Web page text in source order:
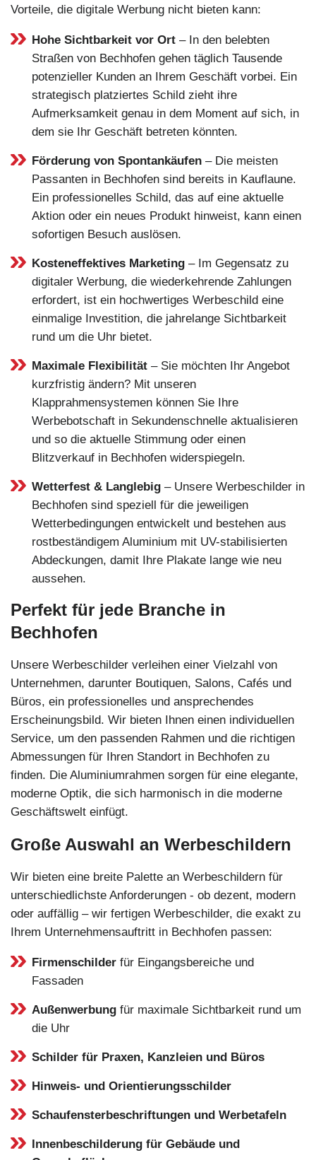
Vorteile, die digitale Werbung nicht bieten kann:
Hohe Sichtbarkeit vor Ort – In den belebten
Straßen von Bechhofen gehen täglich Tausende
potenzieller Kunden an Ihrem Geschäft vorbei. Ein
strategisch platziertes Schild zieht ihre
Aufmerksamkeit genau in dem Moment auf sich, in
dem sie Ihr Geschäft betreten könnten.
Förderung von Spontankäufen – Die meisten
Passanten in Bechhofen sind bereits in Kauflaune.
Ein professionelles Schild, das auf eine aktuelle
Aktion oder ein neues Produkt hinweist, kann einen
sofortigen Besuch auslösen.
Kosteneffektives Marketing – Im Gegensatz zu
digitaler Werbung, die wiederkehrende Zahlungen
erfordert, ist ein hochwertiges Werbeschild eine
einmalige Investition, die jahrelange Sichtbarkeit
rund um die Uhr bietet.
Maximale Flexibilität – Sie möchten Ihr Angebot
kurzfristig ändern? Mit unseren
Klapprahmensystemen können Sie Ihre
Werbebotschaft in Sekundenschnelle aktualisieren
und so die aktuelle Stimmung oder einen
Blitzverkauf in Bechhofen widerspiegeln.
Wetterfest & Langlebig – Unsere Werbeschilder in
Bechhofen sind speziell für die jeweiligen
Wetterbedingungen entwickelt und bestehen aus
rostbeständigem Aluminium mit UV-stabilisierten
Abdeckungen, damit Ihre Plakate lange wie neu
aussehen.
Perfekt für jede Branche in
Bechhofen
Unsere Werbeschilder verleihen einer Vielzahl von
Unternehmen, darunter Boutiquen, Salons, Cafés und
Büros, ein professionelles und ansprechendes
Erscheinungsbild. Wir bieten Ihnen einen individuellen
Service, um den passenden Rahmen und die richtigen
Abmessungen für Ihren Standort in Bechhofen zu
finden. Die Aluminiumrahmen sorgen für eine elegante,
moderne Optik, die sich harmonisch in die moderne
Geschäftswelt einfügt.
Große Auswahl an Werbeschildern
Wir bieten eine breite Palette an Werbeschildern für
unterschiedlichste Anforderungen - ob dezent, modern
oder auffällig – wir fertigen Werbeschilder, die exakt zu
Ihrem Unternehmensauftritt in Bechhofen passen:
Firmenschilder für Eingangsbereiche und
Fassaden
Außenwerbung für maximale Sichtbarkeit rund um
die Uhr
Schilder für Praxen, Kanzleien und Büros
Hinweis- und Orientierungsschilder
Schaufensterbeschriftungen und Werbetafeln
Innenbeschilderung für Gebäude und